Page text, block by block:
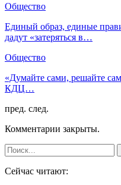
Общество
Единый образ, единые
дадут «затеряться в…
Общество
«Думайте сами, решайте
КДЦ…
пред. след.
Комментарии закрыты.
Сейчас читают: